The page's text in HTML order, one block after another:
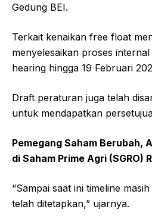
Gedung BEI.
Terkait kenaikan free float
menyelesaikan proses
hearing hingga 19 Februari
Draft peraturan juga telah
untuk mendapatkan
Pemegang Saham Berubah,
di Saham Prime Agri (SGRO)
“Sampai saat ini timeline
telah ditetapkan,” ujarnya.